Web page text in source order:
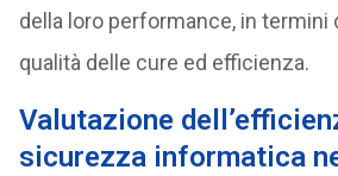
della loro performance, in termini
qualità delle cure ed efficienza.
Valutazione
sicurezza informatica